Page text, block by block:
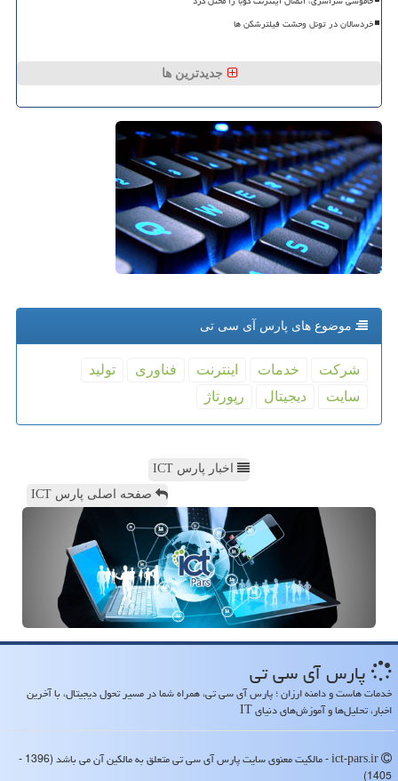
خردسالان در تونل وحشت فیلترشکن ها
جدیدترین ها
موضوع های پارس آی سی تی
شركت خدمات اینترنت فناوری
تولید
سایت
دیجیتال رپورتاژ
اخبار پارس ICT
صفحه اصلی پارس ICT
پارس آی سی تی
خدمات هاست و دامنه ارزان ؛ پارس آی سی تی، همراه شما در مسیر تحول دیجیتال، با آخرین
اخبار، تحلیل‌ها و آموزش‌های دنیای IT
ict-pars.ir - مالکیت معنوی سایت پارس آی سی تی متعلق به مالکین آن می باشد (1396 -
1405)